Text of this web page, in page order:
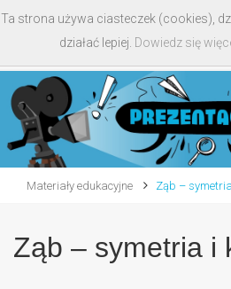
Materiały edukacyjne Ząb –
Ząb – symetria i
Ta strona używa ciasteczek (cookies),
działać lepiej. Dowiedz się